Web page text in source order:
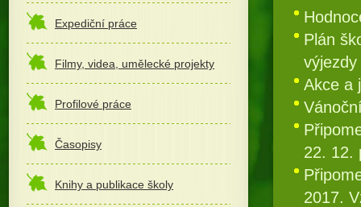
Expediční práce
Filmy, videa, umělecké projekty
Profilové práce
Časopisy
Knihy a publikace školy
Plán
Akce a
22. 12.
2017.